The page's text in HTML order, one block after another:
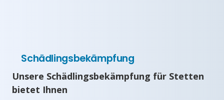
Schädlingsbekämpfung
Unsere Schädlingsbekämpfung für Stetten
bietet Ihnen